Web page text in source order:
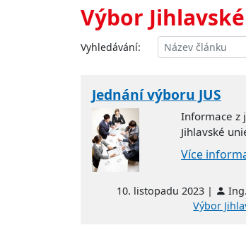
Výbor
Vyhledávání:
Jednání výboru JUS
Informace z
Jihlavské
Více
10. listopadu 2023 |
Výbor